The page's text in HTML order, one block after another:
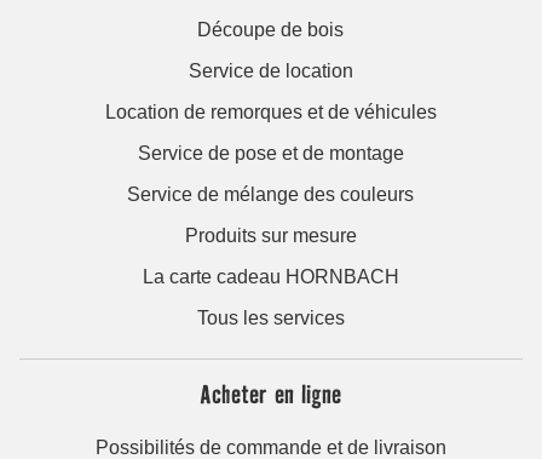
Découpe de bois
Service de location
Location de remorques et de véhicules
Service de pose et de montage
Service de mélange des couleurs
Produits sur mesure
La carte cadeau HORNBACH
Tous les services
Acheter en ligne
Possibilités de commande et de livraison